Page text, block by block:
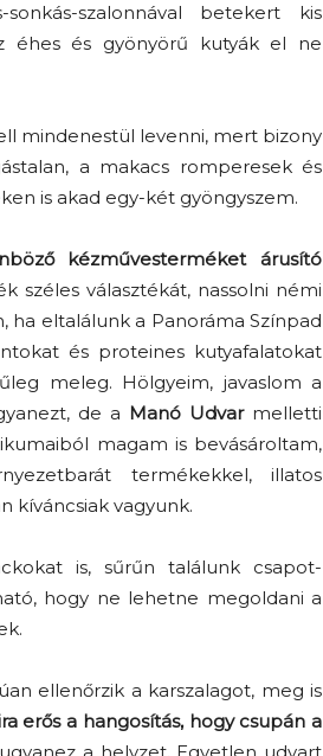
sonkás-szalonnával betekert kis
éhes és gyönyörű kutyák el ne
mindenestül levenni, mert bizony
a makacs romperesek és
is akad egy-két gyöngyszem.
kézművesterméket árusító
széles választékát, nassolni némi
ha eltalálunk a Panoráma Színpad
és proteines kutyafalatokat
meleg. Hölgyeim, javaslom a
de a Manó Udvarmelletti
magam is bevásároltam,
termékekkel, illatos
kíváncsiak vagyunk.
is, sűrűn találunk csapot-
hogy ne lehetne megoldani a
ellenőrzik a karszalagot, meg is
erős a hangosítás, hogy csupán a